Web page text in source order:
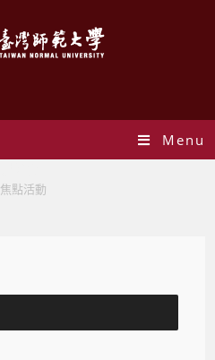
Menu
焦點活動